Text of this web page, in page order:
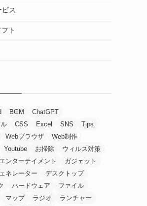
ス
ト
BGM
ChatGPT
CSS Excel SNS
Tips
Webブラウザ
Web制作
Youtube お掃除
ウィルス対策
エンターテイメント
ガジェット
ネレーター
デスクトップ
ハードウェア
ファイル
マップ ラジオ
ランチャー